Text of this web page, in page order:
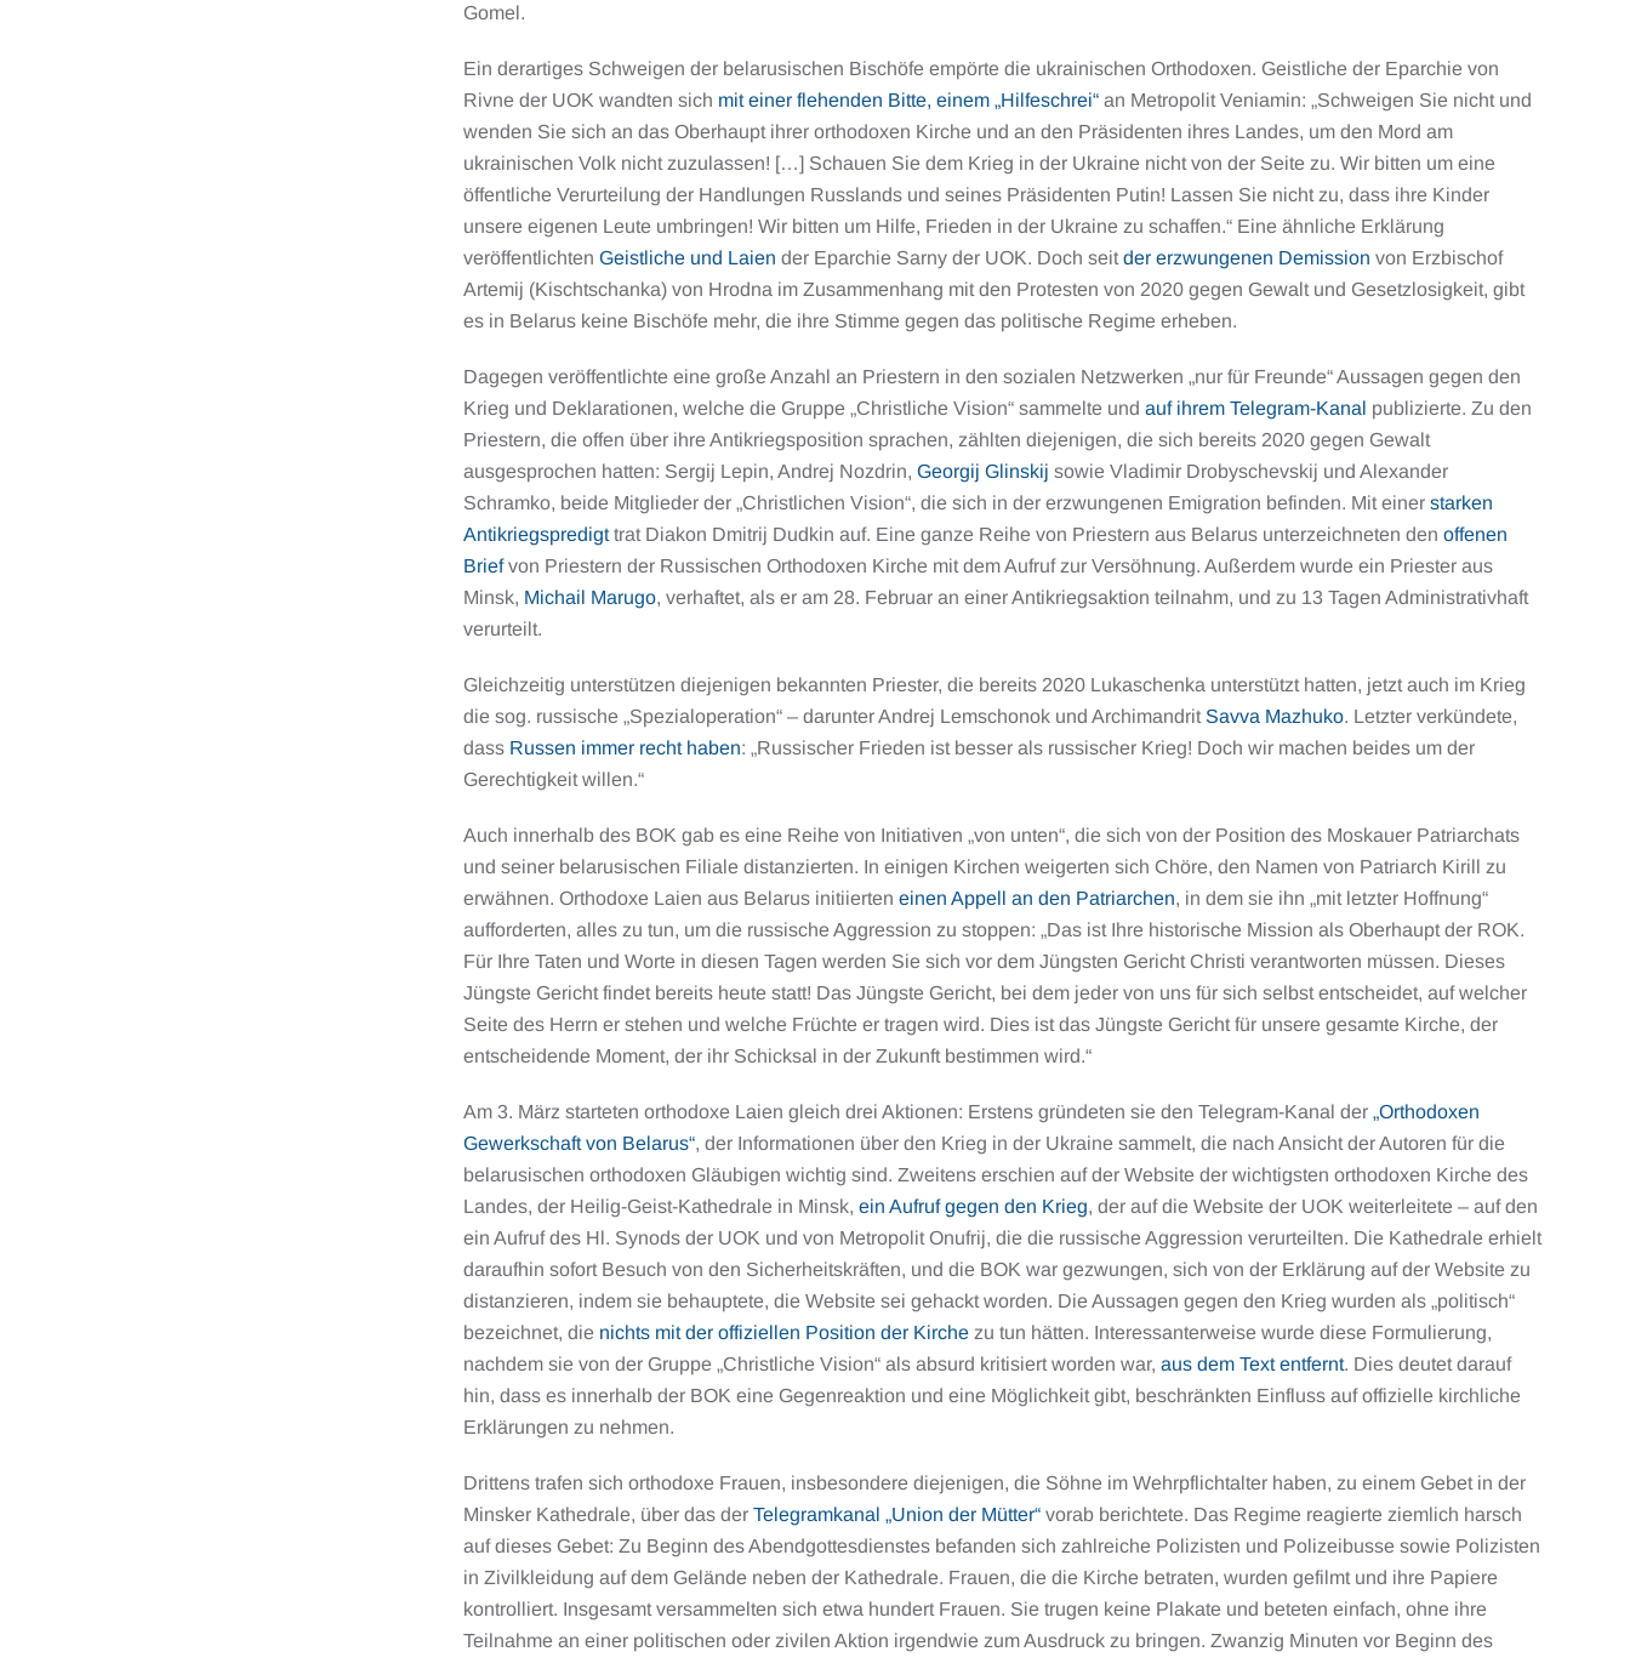
Gomel.
Ein derartiges Schweigen der belarusischen Bischöfe empörte die ukrainischen Orthodoxen. Geistliche der Eparchie von
Rivne der UOK wandten sich mit einer flehenden Bitte, einem „Hilfeschrei“ an Metropolit Veniamin: „Schweigen Sie nicht und
wenden Sie sich an das Oberhaupt ihrer orthodoxen Kirche und an den Präsidenten ihres Landes, um den Mord am
ukrainischen Volk nicht zuzulassen! […] Schauen Sie dem Krieg in der Ukraine nicht von der Seite zu. Wir bitten um eine
öffentliche Verurteilung der Handlungen Russlands und seines Präsidenten Putin! Lassen Sie nicht zu, dass ihre Kinder
unsere eigenen Leute umbringen! Wir bitten um Hilfe, Frieden in der Ukraine zu schaffen.“ Eine ähnliche Erklärung
veröffentlichten Geistliche und Laien der Eparchie Sarny der UOK. Doch seit der erzwungenen Demission von Erzbischof
Artemij (Kischtschanka) von Hrodna im Zusammenhang mit den Protesten von 2020 gegen Gewalt und Gesetzlosigkeit, gibt
es in Belarus keine Bischöfe mehr, die ihre Stimme gegen das politische Regime erheben.
Dagegen veröffentlichte eine große Anzahl an Priestern in den sozialen Netzwerken „nur für Freunde“ Aussagen gegen den
Krieg und Deklarationen, welche die Gruppe „Christliche Vision“ sammelte und auf ihrem Telegram-Kanal publizierte. Zu den
Priestern, die offen über ihre Antikriegsposition sprachen, zählten diejenigen, die sich bereits 2020 gegen Gewalt
ausgesprochen hatten: Sergij Lepin, Andrej Nozdrin, Georgij Glinskij sowie Vladimir Drobyschevskij und Alexander
Schramko, beide Mitglieder der „Christlichen Vision“, die sich in der erzwungenen Emigration befinden. Mit einer starken
Antikriegspredigttrat Diakon Dmitrij Dudkin auf. Eine ganze Reihe von Priestern aus Belarus unterzeichneten den offenen
Briefvon Priestern der Russischen Orthodoxen Kirche mit dem Aufruf zur Versöhnung. Außerdem wurde ein Priester aus
Minsk, Michail Marugo, verhaftet, als er am 28. Februar an einer Antikriegsaktion teilnahm, und zu 13 Tagen Administrativhaft
verurteilt.
Gleichzeitig unterstützen diejenigen bekannten Priester, die bereits 2020 Lukaschenka unterstützt hatten, jetzt auch im Krieg
die sog. russische „Spezialoperation“ – darunter Andrej Lemschonok und Archimandrit Savva Mazhuko. Letzter verkündete,
dass Russen immer recht haben: „Russischer Frieden ist besser als russischer Krieg! Doch wir machen beides um der
Gerechtigkeit willen.“
Auch innerhalb des BOK gab es eine Reihe von Initiativen „von unten“, die sich von der Position des Moskauer Patriarchats
und seiner belarusischen Filiale distanzierten. In einigen Kirchen weigerten sich Chöre, den Namen von Patriarch Kirill zu
erwähnen. Orthodoxe Laien aus Belarus initiierten einen Appell an den Patriarchen, in dem sie ihn „mit letzter Hoffnung“
aufforderten, alles zu tun, um die russische Aggression zu stoppen: „Das ist Ihre historische Mission als Oberhaupt der ROK.
Für Ihre Taten und Worte in diesen Tagen werden Sie sich vor dem Jüngsten Gericht Christi verantworten müssen. Dieses
Jüngste Gericht findet bereits heute statt! Das Jüngste Gericht, bei dem jeder von uns für sich selbst entscheidet, auf welcher
Seite des Herrn er stehen und welche Früchte er tragen wird. Dies ist das Jüngste Gericht für unsere gesamte Kirche, der
entscheidende Moment, der ihr Schicksal in der Zukunft bestimmen wird.“
Am 3. März starteten orthodoxe Laien gleich drei Aktionen: Erstens gründeten sie den Telegram-Kanal der „Orthodoxen
Gewerkschaft von Belarus“, der Informationen über den Krieg in der Ukraine sammelt, die nach Ansicht der Autoren für die
belarusischen orthodoxen Gläubigen wichtig sind. Zweitens erschien auf der Website der wichtigsten orthodoxen Kirche des
Landes, der Heilig-Geist-Kathedrale in Minsk, ein Aufruf gegen den Krieg, der auf die Website der UOK weiterleitete – auf den
ein Aufruf des Hl. Synods der UOK und von Metropolit Onufrij, die die russische Aggression verurteilten. Die Kathedrale erhielt
daraufhin sofort Besuch von den Sicherheitskräften, und die BOK war gezwungen, sich von der Erklärung auf der Website zu
distanzieren, indem sie behauptete, die Website sei gehackt worden. Die Aussagen gegen den Krieg wurden als „politisch“
bezeichnet, die nichts mit der offiziellen Position der Kirche zu tun hätten. Interessanterweise wurde diese Formulierung,
nachdem sie von der Gruppe „Christliche Vision“ als absurd kritisiert worden war, aus dem Text entfernt. Dies deutet darauf
hin, dass es innerhalb der BOK eine Gegenreaktion und eine Möglichkeit gibt, beschränkten Einfluss auf offizielle kirchliche
Erklärungen zu nehmen.
Drittens trafen sich orthodoxe Frauen, insbesondere diejenigen, die Söhne im Wehrpflichtalter haben, zu einem Gebet in der
Minsker Kathedrale, über das der Telegramkanal „Union der Mütter“ vorab berichtete. Das Regime reagierte ziemlich harsch
auf dieses Gebet: Zu Beginn des Abendgottesdienstes befanden sich zahlreiche Polizisten und Polizeibusse sowie Polizisten
in Zivilkleidung auf dem Gelände neben der Kathedrale. Frauen, die die Kirche betraten, wurden gefilmt und ihre Papiere
kontrolliert. Insgesamt versammelten sich etwa hundert Frauen. Sie trugen keine Plakate und beteten einfach, ohne ihre
Teilnahme an einer politischen oder zivilen Aktion irgendwie zum Ausdruck zu bringen. Zwanzig Minuten vor Beginn des